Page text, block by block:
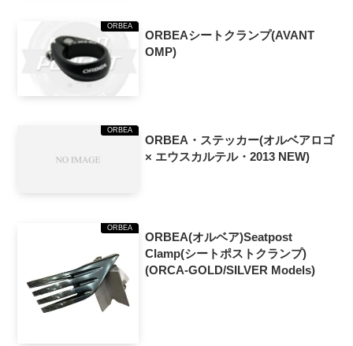
ORBEA
ORBEAシートクランプ(AVANT
OMP)
ORBEA
ORBEA・ステッカー(オルベアロゴ
× エウスカルテル・2013 NEW)
ORBEA
ORBEA(オルベア)Seatpost
Clamp(シートポストクランプ)
(ORCA-GOLD/SILVER Models)